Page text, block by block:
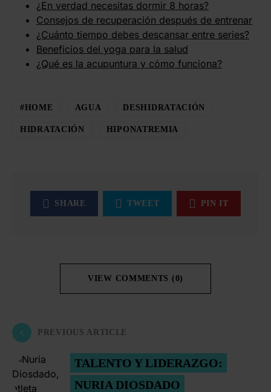
¿En verdad necesitas dormir 8 horas?
Consejos de recuperación después de entrenar
¿Cuánto tiempo debes descansar entre series?
Beneficios del yoga para la salud
¿Qué es la acupuntura y cómo funciona?
#HOME AGUA DESHIDRATACIÓN
HIDRATACIÓN HIPONATREMIA
SHARE TWEET PIN IT
VIEW COMMENTS (0)
PREVIOUS ARTICLE
TALENTO Y LIDERAZGO:
NURIA DIOSDADO